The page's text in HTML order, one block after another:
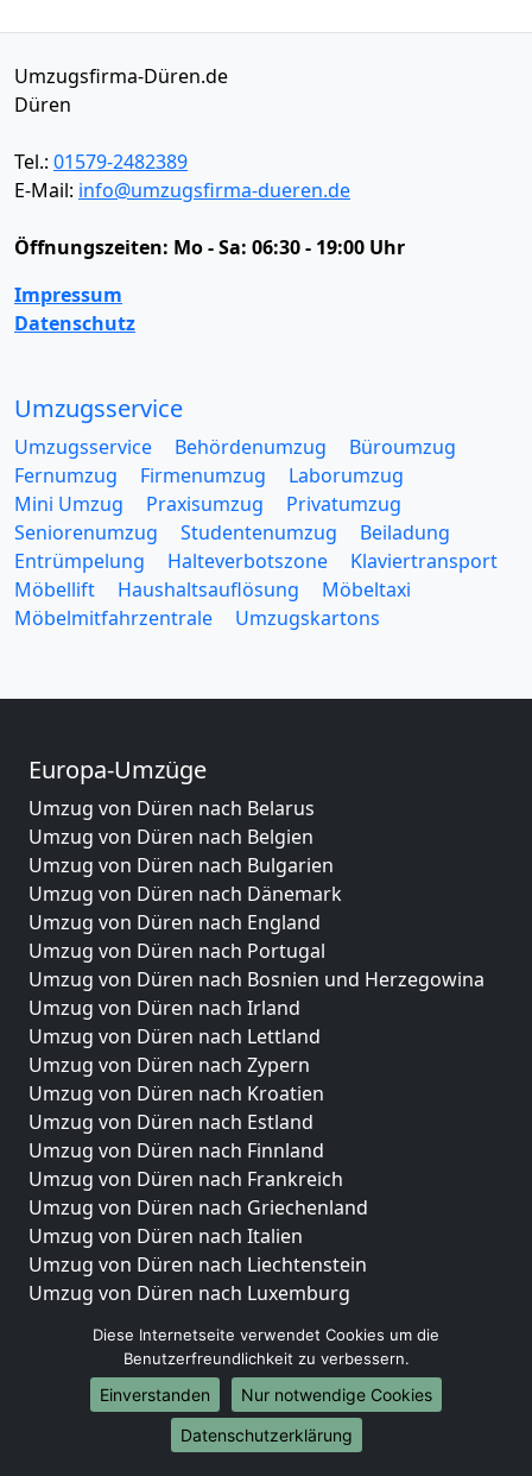
Umzugsfirma-Düren.de
Düren
Tel.: 01579-2482389
E-Mail: info@umzugsfirma-dueren.de
Öffnungszeiten: Mo - Sa: 06:30 - 19:00 Uhr
Impressum
Datenschutz
Umzugsservice
Umzugsservice Behördenumzug
Büroumzug
Fernumzug
Firmenumzug
Laborumzug
Mini Umzug
Praxisumzug
Privatumzug
Seniorenumzug
Studentenumzug
Beiladung
Entrümpelung
Halteverbotszone
Klaviertransport
Möbellift
Haushaltsauflösung
Möbeltaxi
Möbelmitfahrzentrale
Umzugskartons
Europa-Umzüge
Umzug von Düren nach Belarus
Umzug von Düren nach Belgien
Umzug von Düren nach Bulgarien
Umzug von Düren nach Dänemark
Umzug von Düren nach England
Umzug von Düren nach Portugal
Umzug von Düren nach Bosnien und Herzegowina
Umzug von Düren nach Irland
Umzug von Düren nach Lettland
Umzug von Düren nach Zypern
Umzug von Düren nach Kroatien
Umzug von Düren nach Estland
Umzug von Düren nach Finnland
Umzug von Düren nach Frankreich
Umzug von Düren nach Griechenland
Umzug von Düren nach Italien
Umzug von Düren nach Liechtenstein
Umzug von Düren nach Luxemburg
Umzug von Düren nach Norwegen
Umzüge-Deutschlandweit
Umzug von Düren nach Berlin
Diese Internetseite verwendet Cookies um die
Benutzerfreundlichkeit zu verbessern.
Einverstanden
Nur notwendige Cookies
Datenschutzerklärung